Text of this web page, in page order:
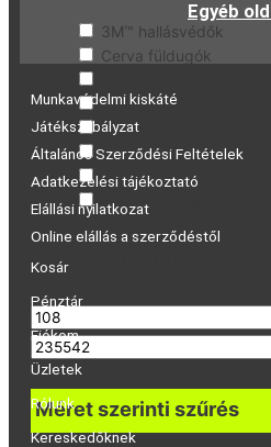
3M™ hallásvédők
Cerva füldugók
Earline® fültokok
Füldugó adagolók
Hallásvédő alkatrészek
Pántos füldugók
Uvex hallásvédők
Ár szerinti szűrés
Méret szerinti szűrés
Egyéb
Munkavédelmi kiskáté
Játékszabályzat
Általános Szerződési Feltételek
Adatkezelési tájékoztató
Elállási nyilatkozat
Online elállás a szerződéstől
Kosár
Pénztár
Fiókom
Üzletek
Rólunk
Kereskedőknek